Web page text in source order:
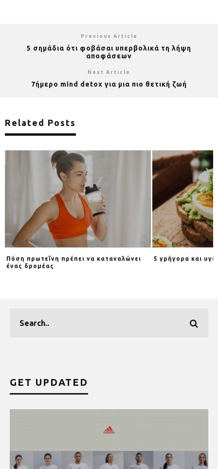
Previous Article
5 σημάδια ότι φοβάσαι υπερβολικά τη λήψη
αποφάσεων
Next Article
7ήμερο mind detox για μια πιο θετική ζωή
Related Posts
Πόση πρωτεΐνη πρέπει να καταναλώνει
ένας δρομέας
5 γρήγορα και
GET UPDATED